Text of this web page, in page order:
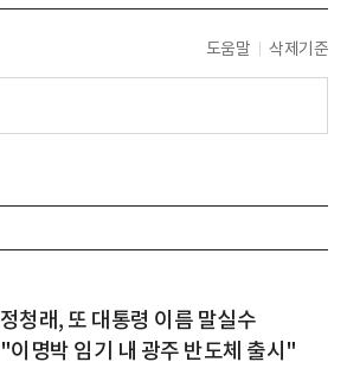
도움말 삭제기준
정청래, 또 대통령 이름 말실수
"이명박 임기 내 광주 반도체 출시"